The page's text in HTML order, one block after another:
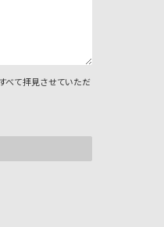
べて拝見させていただ